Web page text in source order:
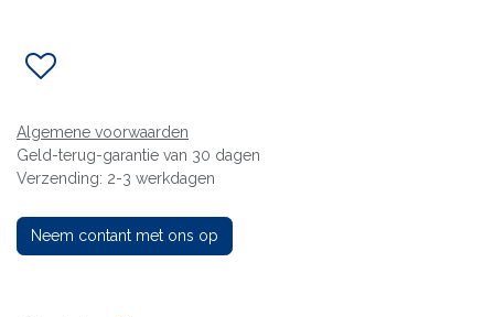
Algemene voorwaarden
Geld-terug-garantie van 30 dagen
Verzending: 2-3 werkdagen
Neem contant met ons op